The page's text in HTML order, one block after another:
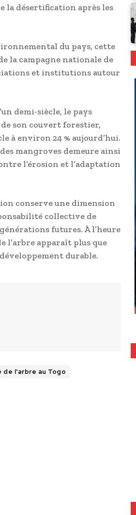
la désertification après les
du pays, cette
la campagne nationale de
et institutions autour
demi-siècle, le pays
son couvert forestier,
à environ 24 % aujourd’hui.
mangroves demeure ainsi
l’érosion et l’adaptation
conserve une dimension
collective de
futures. À l’heure
l’arbre apparaît plus que
durable.
de l'arbre au Togo